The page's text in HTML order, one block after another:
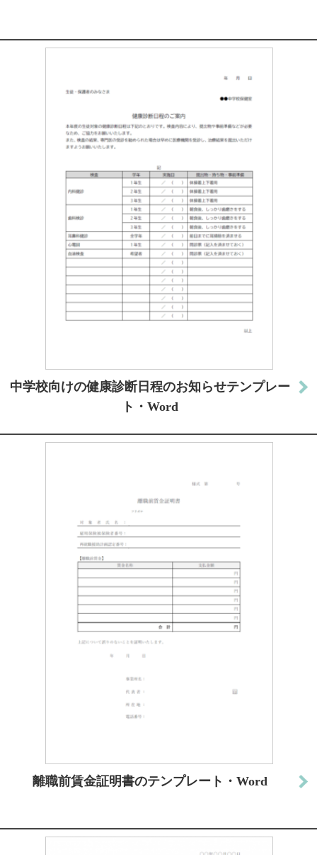
中学校向けの健康診断日程のお知らせテンプレー
ト・Word
離職前賃金証明書のテンプレート・Word